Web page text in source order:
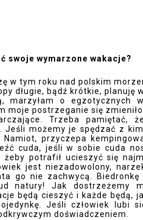
swoje wymarzone wakacje?
w tym roku nad polskim
długie, bądź krótkie, planuję
marzyłam o egzotycznych
moje postrzeganie się zmieniło.
Trzeba pamiętać,
Jeśli możemy je spędzać z
przyczepa
cuda, jeśli w sobie cuda
potrafił ucieszyć się
jest niezadowolony,
go nie zachwycą.
natury! Jak dostrzeżemy
będą cieszyć i każde będą,
Jeśli człowiek lubi
doświadczeniem.